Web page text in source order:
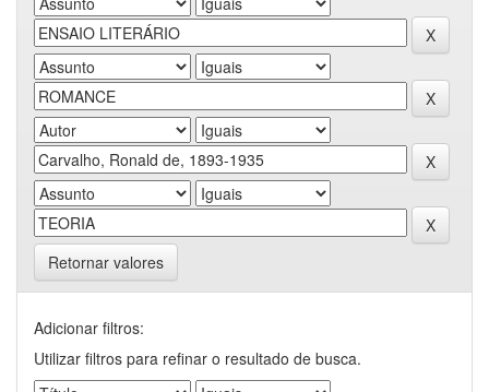
Retornar valores
Adicionar filtros:
Utilizar filtros para refinar o resultado de busca.